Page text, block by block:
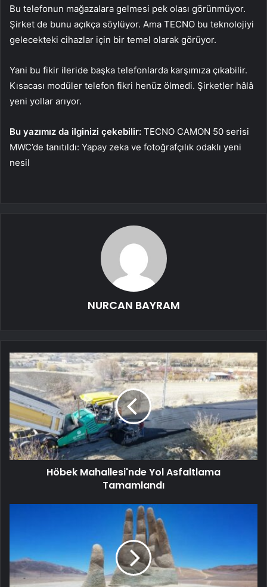
Bu telefonun mağazalara gelmesi pek olası görünmüyor.
Şirket de bunu açıkça söylüyor. Ama TECNO bu teknolojiyi
gelecekteki cihazlar için bir temel olarak görüyor.
Yani bu fikir ileride başka telefonlarda karşımıza çıkabilir.
Kısacası modüler telefon fikri henüz ölmedi. Şirketler hâlâ
yeni yollar arıyor.
Bu yazımız da ilginizi çekebilir: TECNO CAMON 50 serisi
MWC’de tanıtıldı: Yapay zeka ve fotoğrafçılık odaklı yeni
nesil
NURCAN BAYRAM
Höbek Mahallesi'nde Yol Asfaltlama
Tamamlandı